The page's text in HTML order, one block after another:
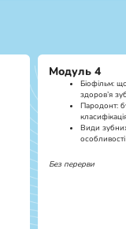
Модуль 4
Біофільм:
здоров’я
Пародонт:
Види
особливості
Без перерви